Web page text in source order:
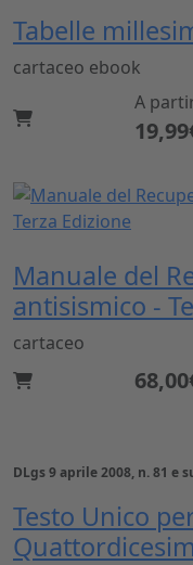
Tabelle
cartaceo ebook
A
Manuale del
antisismico -
cartaceo
DLgs 9 aprile 2008, n. 81 e
Testo Unico